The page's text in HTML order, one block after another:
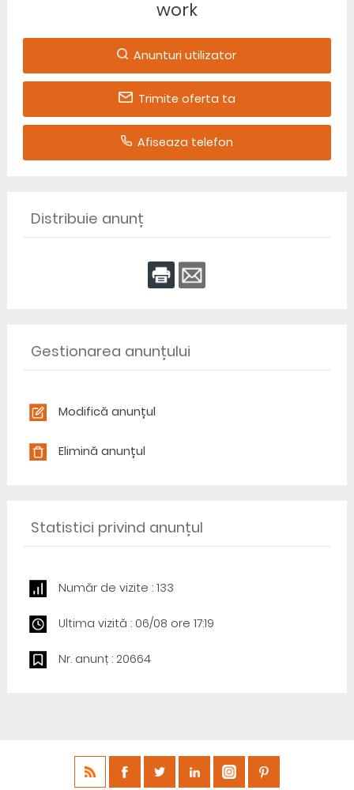
work
Anunturi utilizator
Trimite oferta ta
Afiseaza telefon
Distribuie anunț
Gestionarea anunțului
Modifică anunțul
Elimină anunțul
Statistici privind anunțul
Număr de vizite : 133
Ultima vizită : 06/08 ore 17:19
Nr. anunț : 20664